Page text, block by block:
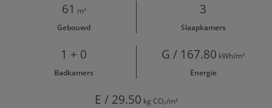
61 m²
Gebouwd
3
Slaapkamers
1 + 0
Badkamers
G / 167.80 kWh/m²
Energie
E / 29.50 kg CO₂/m²